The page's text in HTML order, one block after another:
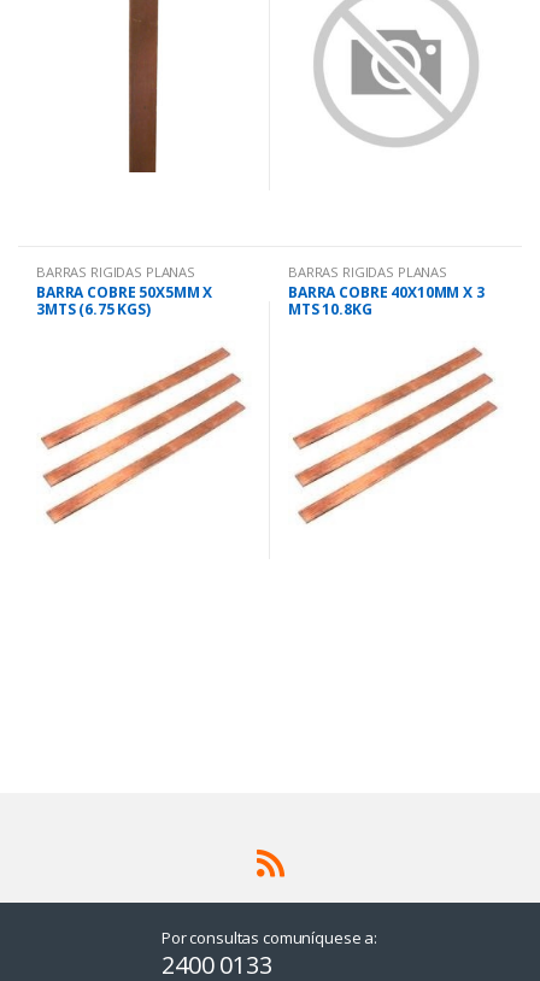
BARRAS RIGIDAS PLANAS
BARRA COBRE 50X5MM X
3MTS (6.75 KGS)
BARRAS RIGIDAS PLANAS
BARRA COBRE 40X10MM X 3
MTS 10.8KG
Por consultas comuníquese a:
2400 0133